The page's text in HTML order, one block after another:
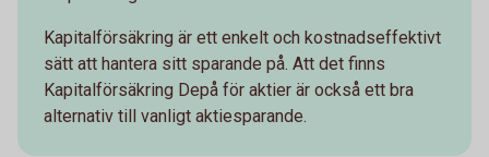
Kapitalförsäkring är ett enkelt och kostnadseffektivt
sätt att hantera sitt sparande på. Att det finns
Kapitalförsäkring Depå för aktier är också ett bra
alternativ till vanligt aktiesparande.